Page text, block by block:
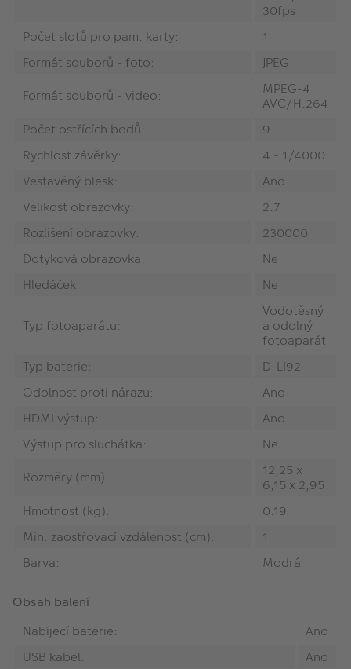
30fps
Počet slotů pro pam. karty:
1
Formát souborů - foto:
JPEG
Formát souborů - video:
MPEG-4
AVC/H.264
Počet ostřících bodů:
9
Rychlost závěrky:
4 - 1/4000
Vestavěný blesk:
Ano
Velikost obrazovky:
2.7
Rozlišení obrazovky:
230000
Dotyková obrazovka:
Ne
Hledáček:
Ne
Typ fotoaparátu:
Vodotěsný
a odolný
fotoaparát
Typ baterie:
D-LI92
Odolnost proti nárazu:
Ano
HDMI výstup:
Ano
Výstup pro sluchátka:
Ne
Rozměry (mm):
12,25 x
6,15 x 2,95
Hmotnost (kg):
0.19
Min. zaostřovací vzdálenost (cm):
1
Barva:
Modrá
Obsah balení
Nabíjecí baterie:
Ano
USB kabel:
Ano